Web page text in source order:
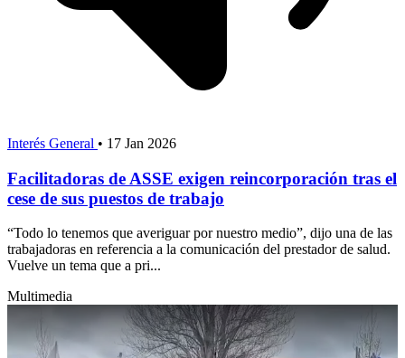
Interés General • 17 Jan 2026
Facilitadoras de ASSE exigen reincorporación tras el
cese de sus puestos de trabajo
“Todo lo tenemos que averiguar por nuestro medio”, dijo una de las
trabajadoras en referencia a la comunicación del prestador de salud.
Vuelve un tema que a pri...
Multimedia